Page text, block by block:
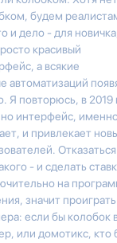
будем
и дело - для
красивый
а всякие
автоматизаций
Я повторюсь, в 2019
интерфейс,
и привлекает
- и сделать
на
значит
если бы колобок
или домотикс, кто